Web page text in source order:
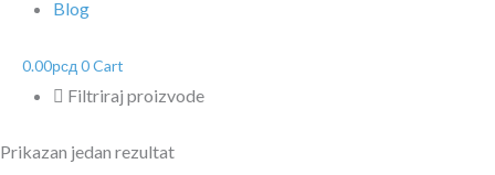
Blog
0.00рсд 0Cart
Filtriraj proizvode
Prikazan jedan rezultat